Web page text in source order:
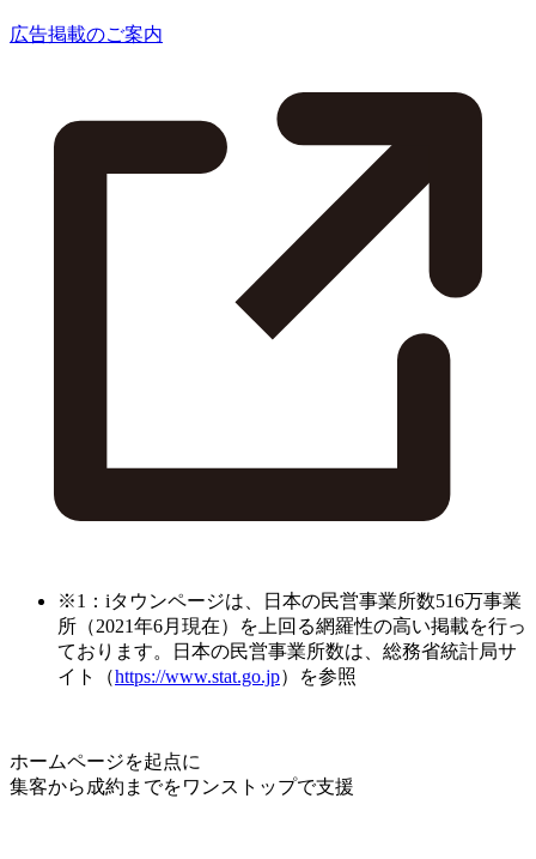
広告掲載のご案内
※1：iタウンページは、日本の民営事業所数516万事業
所（2021年6月現在）を上回る網羅性の高い掲載を行っ
ております。日本の民営事業所数は、総務省統計局サ
イト（https://www.stat.go.jp）を参照
ホームページを起点に
集客から成約までをワンストップで支援